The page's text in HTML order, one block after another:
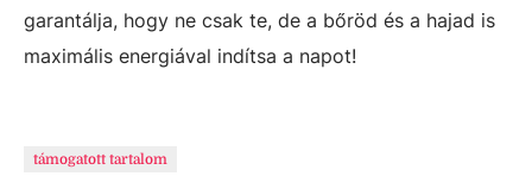
garantálja, hogy ne csak te, de a bőröd és a hajad is
maximális energiával indítsa a napot!
támogatott tartalom